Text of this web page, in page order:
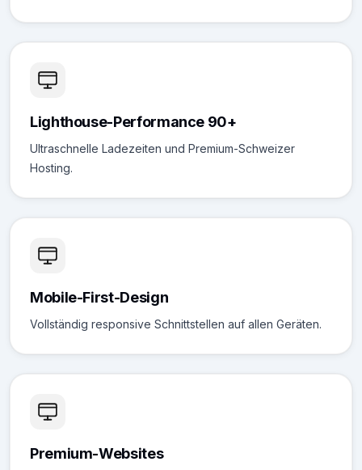
Lighthouse-Performance 90+
Ultraschnelle Ladezeiten und Premium-Schweizer
Hosting.
Mobile-First-Design
Vollständig responsive Schnittstellen auf allen Geräten.
Premium-Websites